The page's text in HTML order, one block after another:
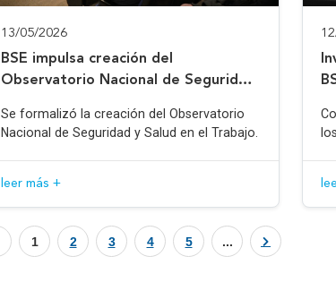
13/05/2026
BSE impulsa creación del
Observatorio Nacional de Seguridad
Se formalizó la creación del Observatorio
Nacional de Seguridad y Salud en el Trabajo.
leer más +
1 2 3 4 5 ...